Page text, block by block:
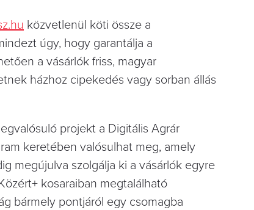
közvetlenül köti össze a
úgy, hogy garantálja a
a vásárlók friss, magyar
házhoz cipekedés vagy sorban állás
projekt a Digitális Agrár
keretében valósulhat meg, amely
megújulva szolgálja ki a vásárlók egyre
kosaraiban megtalálható
bármely pontjáról egy csomagba